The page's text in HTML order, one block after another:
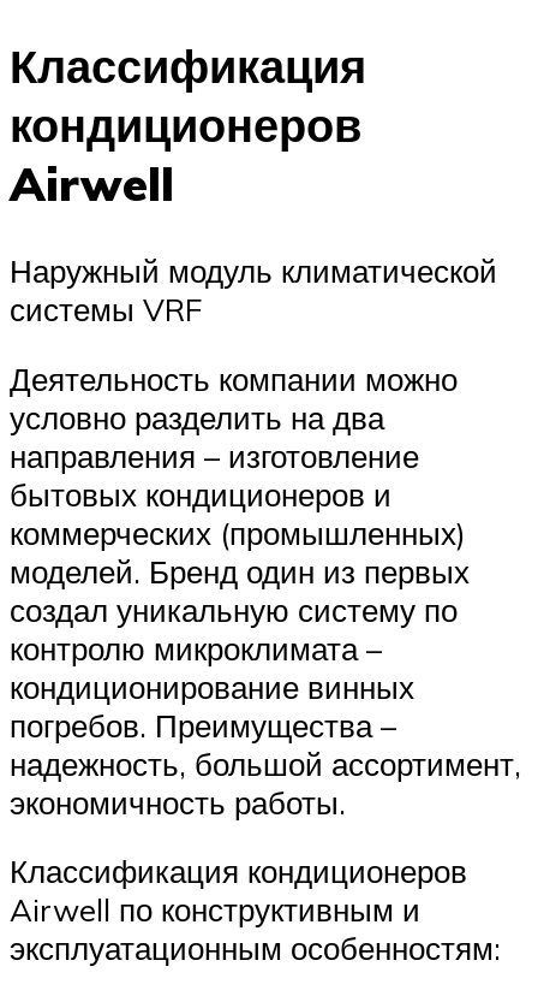
Классификация
кондиционеров
Airwell
Наружный модуль климатической
системы VRF
Деятельность компании можно
условно разделить на два
направления – изготовление
бытовых кондиционеров и
коммерческих (промышленных)
моделей. Бренд один из первых
создал уникальную систему по
контролю микроклимата –
кондиционирование винных
погребов. Преимущества –
надежность, большой ассортимент,
экономичность работы.
Классификация кондиционеров
Airwell по конструктивным и
эксплуатационным особенностям: